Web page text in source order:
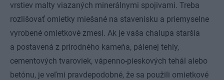
vrstiev malty viazaných minerálnymi spojivami. Treba
rozlišovať omietky miešané na stavenisku a priemyselne
vyrobené omietkové zmesi. Ak je vaša chalupa staršia
a postavená z prírodného kameňa, pálenej tehly,
cementových tvaroviek, vápenno-pieskových tehál alebo
betónu, je veľmi pravdepodobné, že sa použili omietkové